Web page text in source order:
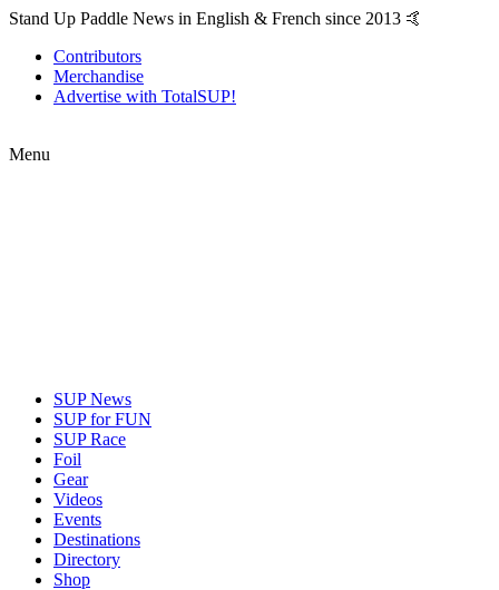
Stand Up Paddle News in English & French since 2013 🤙
Contributors
Merchandise
Advertise with TotalSUP!
Menu
SUP News
SUP for FUN
SUP Race
Foil
Gear
Videos
Events
Destinations
Directory
Shop